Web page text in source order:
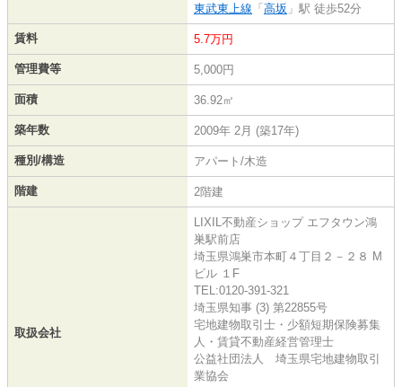
東武東上線 「 高坂 」駅 徒歩52分
賃料 5.7万円
管理費等 5,000円
面積 36.92㎡
築年数 2009年 2月 (築17年)
種別/構造 アパート/木造
階建 2階建
取扱会社
LIXIL不動産ショップ エフタウン鴻
巣駅前店
埼玉県鴻巣市本町４丁目２－２８ M
ビル １F
TEL:0120-391-321
埼玉県知事 (3) 第22855号
宅地建物取引士・少額短期保険募集
人・賃貸不動産経営管理士
公益社団法人 埼玉県宅地建物取引
業協会